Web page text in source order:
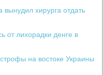
вынудил хирурга отдать
от лихорадки денге в
на востоке Украины